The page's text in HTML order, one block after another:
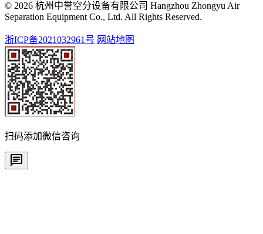
© 2026 杭州中誉空分设备有限公司 Hangzhou Zhongyu Air
Separation Equipment Co., Ltd. All Rights Reserved.
浙ICP备2021032961号 网站地图
扫码添加微信咨询
chat